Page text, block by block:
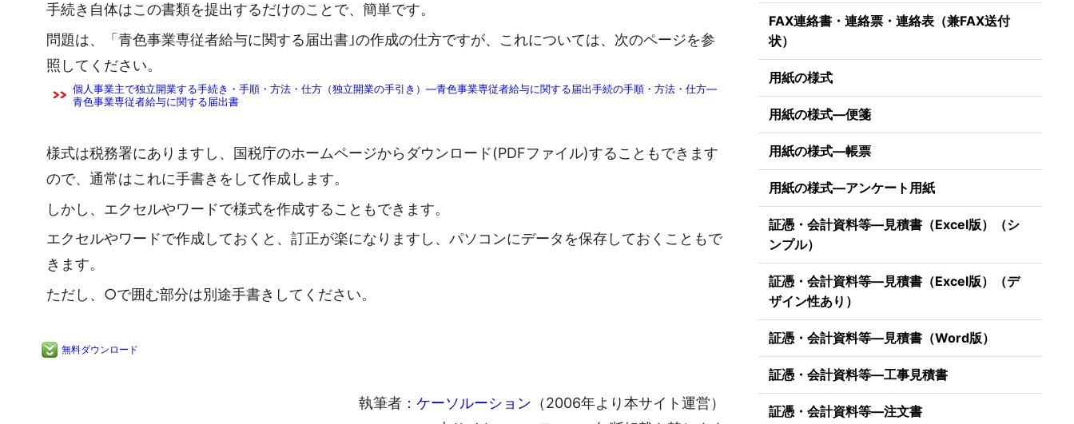
手続き自体はこの書類を提出するだけのことで、簡単です。
問題は、「青色事業専従者給与に関する届出書｣の作成の仕方ですが、これについては、次のページを参
照してください。
個人事業主で独立開業する手続き・手順・方法・仕方（独立開業の手引き）―青色事業専従者給与に関する届出手続の手順・方法・仕方―
青色事業専従者給与に関する届出書
様式は税務署にありますし、国税庁のホームページからダウンロード(PDFファイル)することもできます
ので、通常はこれに手書きをして作成します。
しかし、エクセルやワードで様式を作成することもできます。
エクセルやワードで作成しておくと、訂正が楽になりますし、パソコンにデータを保存しておくこともで
きます。
ただし、○で囲む部分は別途手書きしてください。
無料ダウンロード
執筆者： ケーソルーション （2006年より本サイト運営）
FAX連絡書・連絡票・連絡表（兼FAX送付
状）
用紙の様式
用紙の様式―便箋
用紙の様式―帳票
用紙の様式―アンケート用紙
証憑・会計資料等―見積書（Excel版）（シ
ンプル）
証憑・会計資料等―見積書（Excel版）（デ
ザイン性あり）
証憑・会計資料等―見積書（Word版）
証憑・会計資料等―工事見積書
証憑・会計資料等―注文書